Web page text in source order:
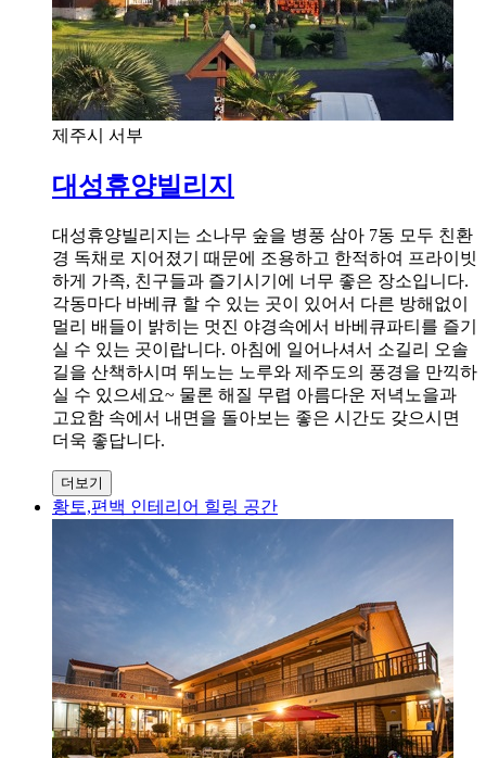
제주시 서부
대성휴양빌리지
대성휴양빌리지는 소나무 숲을 병풍 삼아 7동 모두 친환
경 독채로 지어졌기 때문에 조용하고 한적하여 프라이빗
하게 가족, 친구들과 즐기시기에 너무 좋은 장소입니다.
각동마다 바베큐 할 수 있는 곳이 있어서 다른 방해없이
멀리 배들이 밝히는 멋진 야경속에서 바베큐파티를 즐기
실 수 있는 곳이랍니다. 아침에 일어나셔서 소길리 오솔
길을 산책하시며 뛰노는 노루와 제주도의 풍경을 만끽하
실 수 있으세요~ 물론 해질 무렵 아름다운 저녁노을과
고요함 속에서 내면을 돌아보는 좋은 시간도 갖으시면
더욱 좋답니다.
더보기
황토,편백 인테리어 힐링 공간